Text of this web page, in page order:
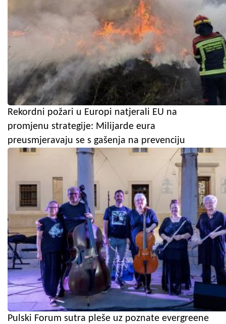
Rekordni požari u Europi natjerali EU na
promjenu strategije: Milijarde eura
preusmjeravaju se s gašenja na prevenciju
Pulski Forum sutra pleše uz poznate evergreene